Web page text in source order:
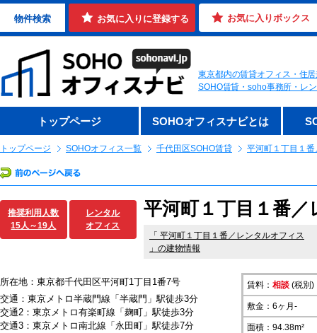
物件検索 お気に入りに登録する お気に入りボックス
東京都内の賃貸オフィス・住
SOHO賃貸・soho事務所・レ
トップページ SOHOオフィスナビとは
トップページ SOHOオフィス一覧 千代田区SOHO賃貸 平河町１丁目１
推奨利用人数
15人～19人
レンタル
オフィス
平河町１丁目１番
「 平河町１丁目１番／レンタルオフィス
」の建物情報
所在地：東京都千代田区平河町1丁目1番7号
交通：東京メトロ半蔵門線「半蔵門」駅徒歩3分
交通2：東京メトロ有楽町線「麹町」駅徒歩3分
交通3：東京メトロ南北線「永田町」駅徒歩7分
賃料： 相談 (税別)
敷金：6ヶ月-
面積：94.38m²